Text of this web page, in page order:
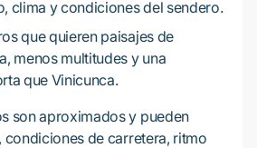
clima y condiciones del sendero.
que quieren paisajes de
menos multitudes y una
que Vinicunca.
son aproximados y pueden
condiciones de carretera, ritmo